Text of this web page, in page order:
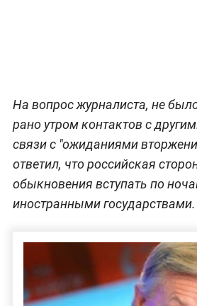
На вопрос журналиста, не
рано утром контактов с
связи с "ожиданиями
ответил, что российская
обыкновения вступать по
иностранными государствами.